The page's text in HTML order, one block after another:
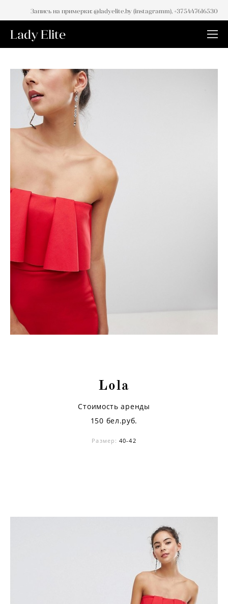
Запись на примерки: @ladyelite.by (instagramm), +375447616530
Lady Elite
Lola
Стоимость аренды
150 бел.руб.
Размер:40-42